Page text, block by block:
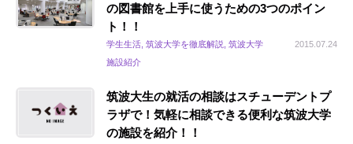
の図書館を上手に使うための3つのポイン
ト！！
学生生活, 筑波大学を徹底解説, 筑波大学
施設紹介
2015.07.24
筑波大生の就活の相談はスチューデントプ
ラザで！気軽に相談できる便利な筑波大学
の施設を紹介！！